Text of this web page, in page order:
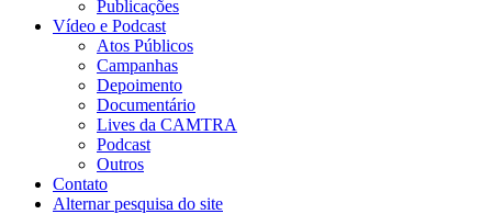
Publicações
Vídeo e Podcast
Atos Públicos
Campanhas
Depoimento
Documentário
Lives da CAMTRA
Podcast
Outros
Contato
Alternar pesquisa do site